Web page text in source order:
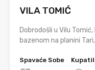
VILA TOMIĆ
Dobrodošli u Vilu
bazenom na planini
Spavaće Sobe